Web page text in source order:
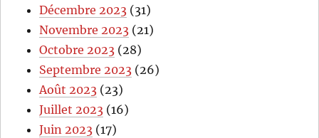
Décembre 2023 (31)
Novembre 2023 (21)
Octobre 2023 (28)
Septembre 2023 (26)
Août 2023 (23)
Juillet 2023 (16)
Juin 2023 (17)